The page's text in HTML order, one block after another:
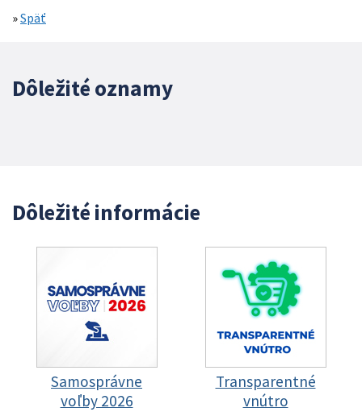
»Späť
Dôležité oznamy
Dôležité informácie
Samosprávne
voľby 2026
Transparentné
vnútro